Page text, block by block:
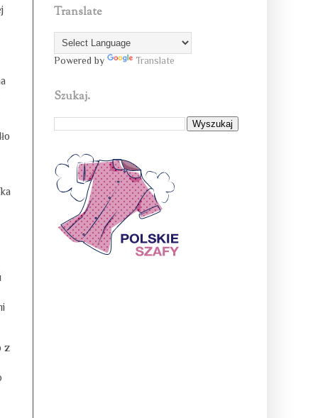
z
Translate
Powered by Translate
Szukaj.